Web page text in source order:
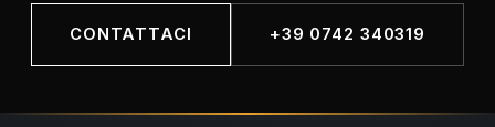
CONTATTACI +39 0742 340319